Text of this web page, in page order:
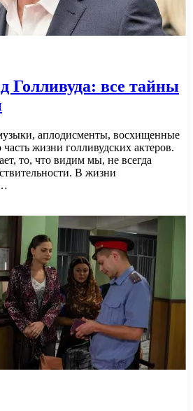
Голливуда: все тайны
аплодисменты, восхищенные
жизни голливудских актеров.
то, что видим мы, не всегда
В жизни